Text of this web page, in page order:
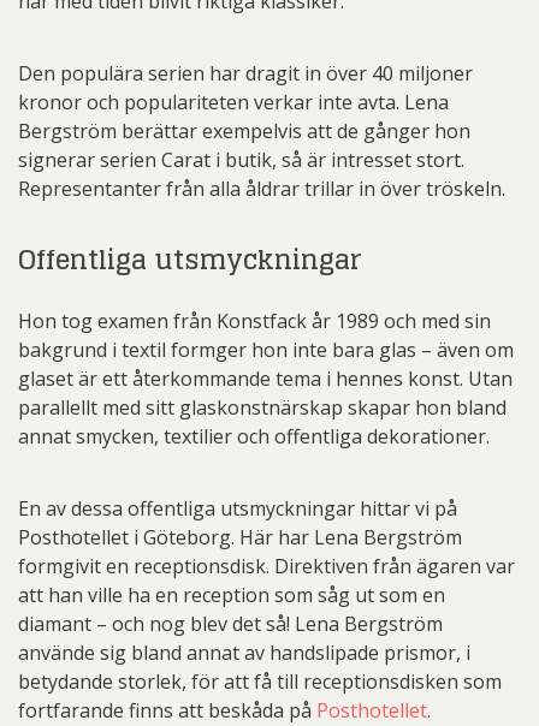
Den populära serien har dragit in över 40 miljoner
kronor och populariteten verkar inte avta. Lena
Bergström berättar exempelvis att de gånger hon
signerar serien Carat i butik, så är intresset stort.
Representanter från alla åldrar trillar in över tröskeln.
Offentliga utsmyckningar
Hon tog examen från Konstfack år 1989 och med sin
bakgrund i textil formger hon inte bara glas – även om
glaset är ett återkommande tema i hennes konst. Utan
parallellt med sitt glaskonstnärskap skapar hon bland
annat smycken, textilier och offentliga dekorationer.
En av dessa offentliga utsmyckningar hittar vi på
Posthotellet i Göteborg. Här har Lena Bergström
formgivit en receptionsdisk. Direktiven från ägaren var
att han ville ha en reception som såg ut som en
diamant – och nog blev det så! Lena Bergström
använde sig bland annat av handslipade prismor, i
betydande storlek, för att få till receptionsdisken som
fortfarande finns att beskåda på Posthotellet.